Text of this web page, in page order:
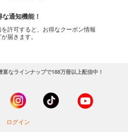
な通知機能！
許可すると、お得なクーポン情報
届きます。
なラインナップで188万冊以上配信中！
ログイン